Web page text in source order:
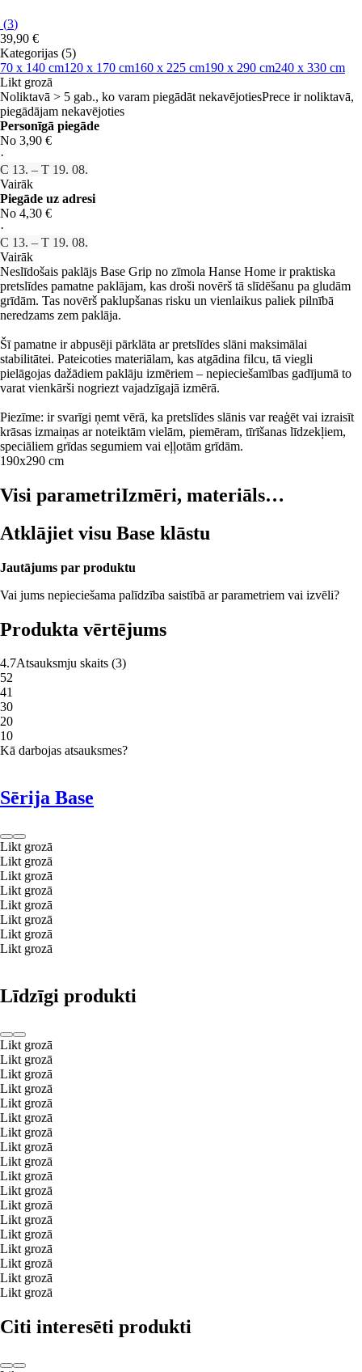
(3)
39,90 €
Kategorijas (5)
70 x 140 cm120 x 170 cm160 x 225 cm190 x 290 cm240 x 330 cm
Likt grozā
Noliktavā > 5 gab., ko varam piegādāt nekavējotiesPrece ir noliktavā,
piegādājam nekavējoties
Personīgā piegāde
No 3,90 €
·
C 13. – T 19. 08.
Vairāk
Piegāde uz adresi
No 4,30 €
·
C 13. – T 19. 08.
Vairāk
Neslīdošais paklājs Base Grip no zīmola Hanse Home ir praktiska
pretslīdes pamatne paklājam, kas droši novērš tā slīdēšanu pa gludām
grīdām. Tas novērš paklupšanas risku un vienlaikus paliek pilnībā
neredzams zem paklāja.
Šī pamatne ir abpusēji pārklāta ar pretslīdes slāni maksimālai
stabilitātei. Pateicoties materiālam, kas atgādina filcu, tā viegli
pielāgojas dažādiem paklāju izmēriem – nepieciešamības gadījumā to
varat vienkārši nogriezt vajadzīgajā izmērā.
Piezīme: ir svarīgi ņemt vērā, ka pretslīdes slānis var reaģēt vai izraisīt
krāsas izmaiņas ar noteiktām vielām, piemēram, tīrīšanas līdzekļiem,
speciāliem grīdas segumiem vai eļļotām grīdām.
190x290 cm
Visi parametriIzmēri, materiāls…
Atklājiet visu Base klāstu
Jautājums par produktu
Vai jums nepieciešama palīdzība saistībā ar parametriem vai izvēli?
Produkta vērtējums
4.7Atsauksmju skaits (3)
52
41
30
20
10
Kā darbojas atsauksmes?
Sērija Base
Likt grozā
Likt grozā
Likt grozā
Likt grozā
Likt grozā
Likt grozā
Likt grozā
Likt grozā
Līdzīgi produkti
Likt grozā
Likt grozā
Likt grozā
Likt grozā
Likt grozā
Likt grozā
Likt grozā
Likt grozā
Likt grozā
Likt grozā
Likt grozā
Likt grozā
Likt grozā
Likt grozā
Likt grozā
Likt grozā
Likt grozā
Likt grozā
Citi interesēti produkti